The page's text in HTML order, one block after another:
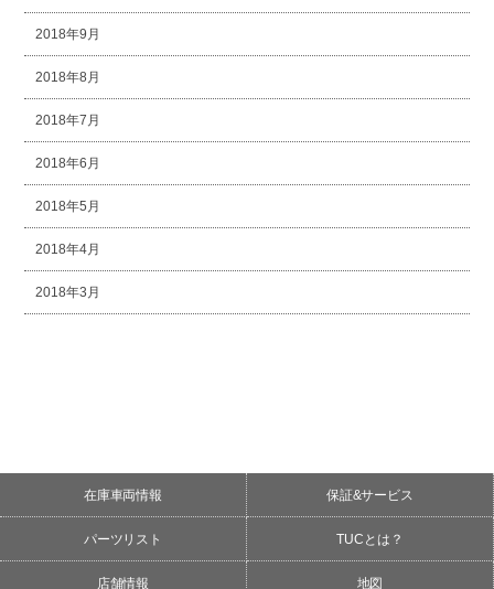
2018年9月
2018年8月
2018年7月
2018年6月
2018年5月
2018年4月
2018年3月
在庫車両情報 保証&サービス
パーツリスト TUCとは？
店舗情報 地図